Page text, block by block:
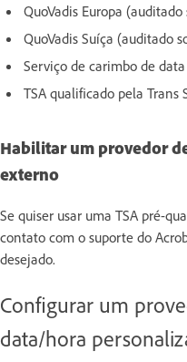
QuoVadis Europa (auditado
QuoVadis Suíça (auditado
Serviço de carimbo de
TSA qualificado pela Trans
Habilitar um provedor
externo
Se quiser usar uma TSA pré-
contato com o suporte do
desejado.
Configurar um
data/hora